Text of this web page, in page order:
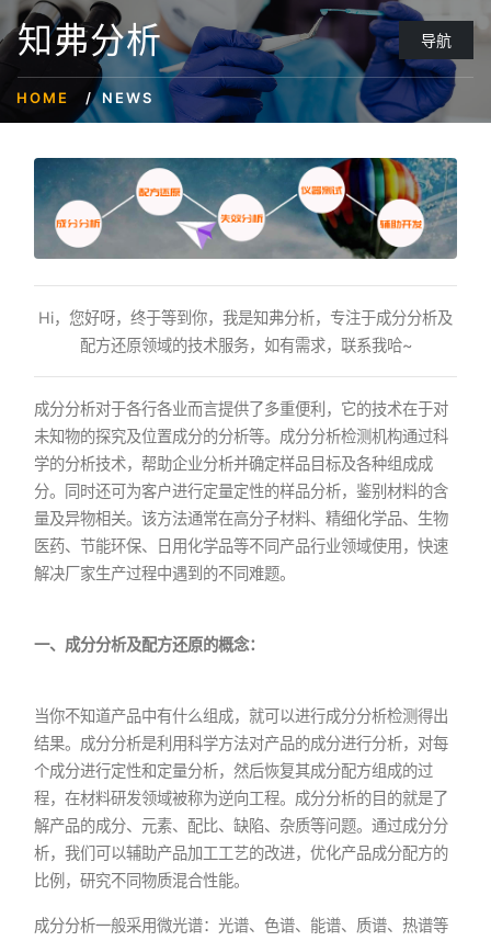
知弗分析 导航
HOME NEWS
Hi，您好呀，终于等到你，我是知弗分析，专注于成分分析及
配方还原领域的技术服务，如有需求，联系我哈~
成分分析对于各行各业而言提供了多重便利，它的技术在于对
未知物的探究及位置成分的分析等。成分分析检测机构通过科
学的分析技术，帮助企业分析并确定样品目标及各种组成成
分。同时还可为客户进行定量定性的样品分析，鉴别材料的含
量及异物相关。该方法通常在高分子材料、精细化学品、生物
医药、节能环保、日用化学品等不同产品行业领域使用，快速
解决厂家生产过程中遇到的不同难题。
一、成分分析及配方还原的概念：
当你不知道产品中有什么组成，就可以进行成分分析检测得出
结果。成分分析是利用科学方法对产品的成分进行分析，对每
个成分进行定性和定量分析，然后恢复其成分配方组成的过
程，在材料研发领域被称为逆向工程。成分分析的目的就是了
解产品的成分、元素、配比、缺陷、杂质等问题。通过成分分
析，我们可以辅助产品加工工艺的改进，优化产品成分配方的
比例，研究不同物质混合性能。
成分分析一般采用微光谱：光谱、色谱、能谱、质谱、热谱等